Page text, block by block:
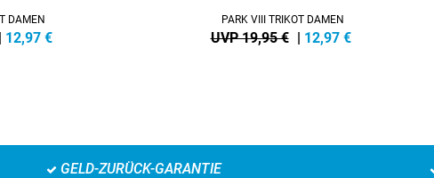
DAMEN
| 12,97 €
PARK VIII TRIKOT DAMEN
UVP 19,95 € | 12,97 €
GELD-ZURÜCK-GARANTIE